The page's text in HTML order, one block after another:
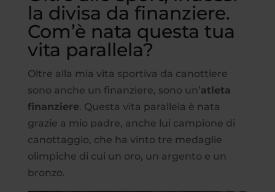
la divisa da finanziere.
Com’è nata questa tua
vita parallela?
Oltre alla mia vita sportiva da canottiere
sono anche un finanziere, sono un’atleta
finanziere. Questa vita parallela è nata
grazie a mio padre, anche lui campione di
canottaggio, che ha vinto tre medaglie
olimpiche di cui un oro, un argento e un
bronzo.